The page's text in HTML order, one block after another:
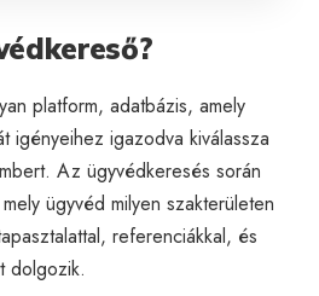
platform, adatbázis, amely
igényeihez igazodva kiválassza
Az ügyvédkeresés során
ügyvéd milyen szakterületen
referenciákkal, és
dolgozik.